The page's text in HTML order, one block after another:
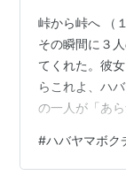
峠から峠へ （
その瞬間に３
てくれた。彼
らこれよ、ハ
の一人が「あ
みる。ひょっ
期待と不安を
#ハバヤマボク